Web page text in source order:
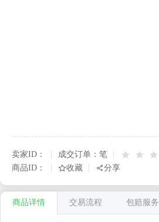
卖家ID： 成交订单： 笔
商品ID：
收藏 分享
商品详情 交易流程 包赔服务